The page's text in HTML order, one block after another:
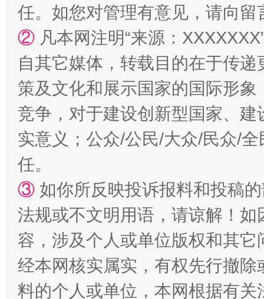
扯下公款旅游的“隐身衣” 如何以
“蜀中异人”王建安的艺术幻境
任。如您对管理有意见，请向
② 凡本网注明“来源：
自其它媒体，转载目的在于传
策及文化和展示国家的国际形
竞争，对于建设创新型国家、
实意义；公众/公民/大众/民众/
任。
③ 如你所反映投诉报料和投稿
法规或不文明用语，请谅解！
容，涉及个人或单位版权和其它
经本网核实属实，有权先行撤
料的个人或单位，本网根据有